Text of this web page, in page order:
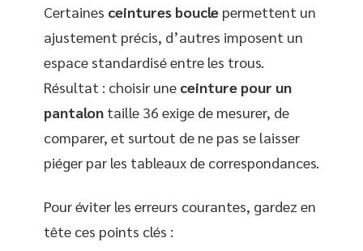
Certaines ceintures boucle permettent un
ajustement précis, d’autres imposent un
espace standardisé entre les trous.
Résultat : choisir une ceinture pour un
pantalon taille 36 exige de mesurer, de
comparer, et surtout de ne pas se laisser
piéger par les tableaux de correspondances.
Pour éviter les erreurs courantes, gardez en
tête ces points clés :